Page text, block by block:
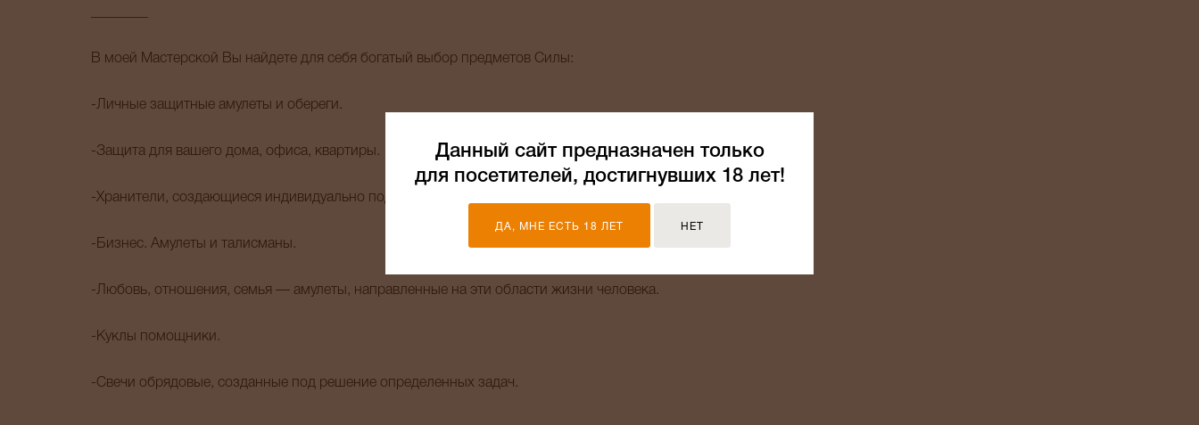
В моей Мастерской Вы найдете для себя богатый выбор предметов Силы:
-Личные защитные амулеты и обереги.
-Защита для вашего дома, офиса, квартиры.
-Хранители, создающиеся индивидуально под заказ.
-Бизнес. Амулеты и талисманы.
-Любовь, отношения, семья — амулеты, направленные на эти области жизни человека.
-Куклы помощники.
-Свечи обрядовые, созданные под решение определенных задач.
Данный сайт предназначен только
для посетителей, достигнувших 18 лет!
ДА, МНЕ ЕСТЬ 18 ЛЕТ НЕТ